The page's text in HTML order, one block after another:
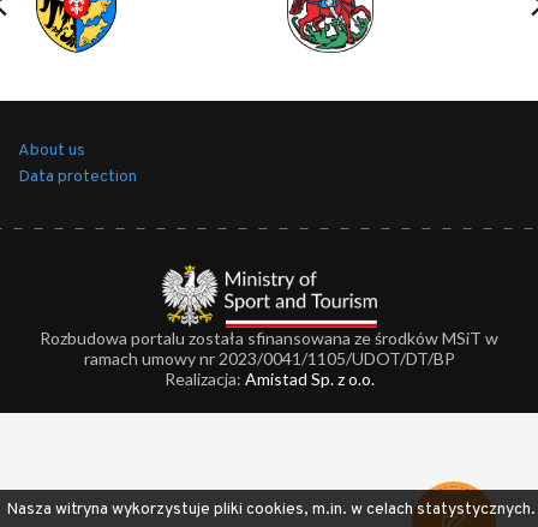
About us
Data protection
Rozbudowa portalu została sfinansowana ze środków MSiT w
ramach umowy nr 2023/0041/1105/UDOT/DT/BP
Realizacja: Amistad Sp. z o.o.
Nasza witryna wykorzystuje pliki cookies, m.in. w celach statystycznych.